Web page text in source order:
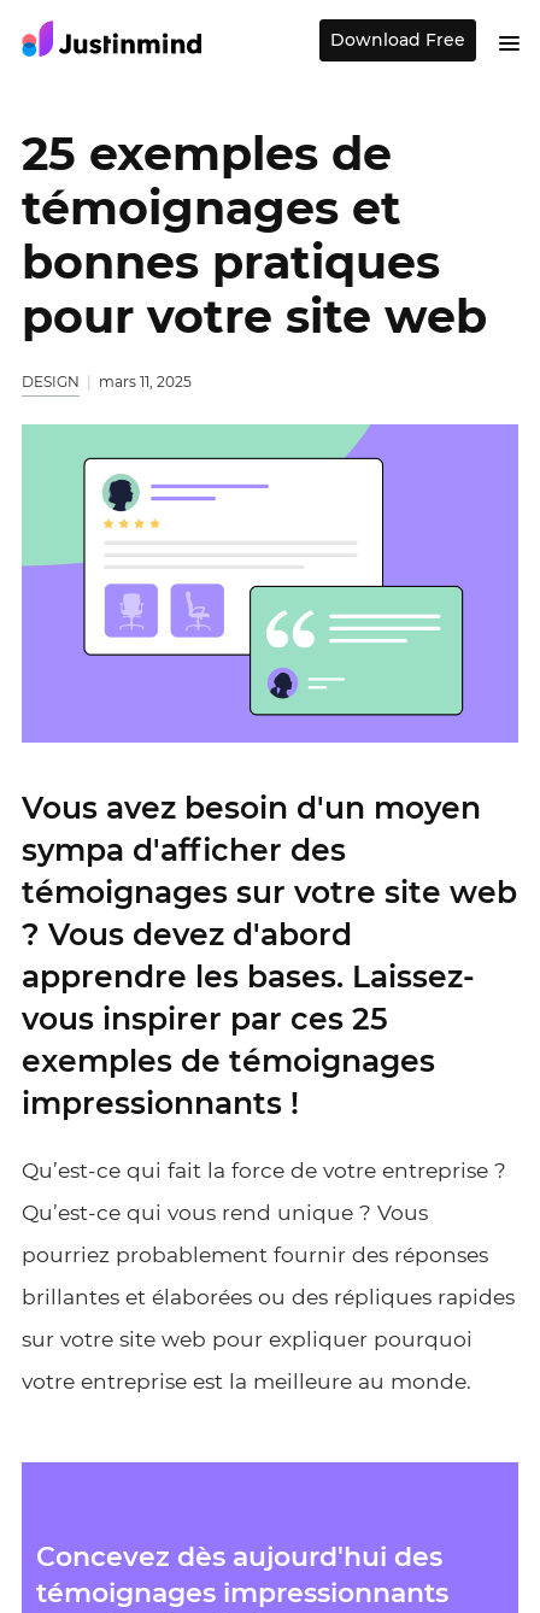
Download Free
25 exemples de
témoignages et
bonnes pratiques
pour votre site web
DESIGN mars 11, 2025
Vous avez besoin d'un moyen
sympa d'afficher des
témoignages sur votre site web
? Vous devez d'abord
apprendre les bases. Laissez-
vous inspirer par ces 25
exemples de témoignages
impressionnants !
Qu’est-ce qui fait la force de votre entreprise ?
Qu’est-ce qui vous rend unique ? Vous
pourriez probablement fournir des réponses
brillantes et élaborées ou des répliques rapides
sur votre site web pour expliquer pourquoi
votre entreprise est la meilleure au monde.
Concevez dès aujourd'hui des
témoignages impressionnants